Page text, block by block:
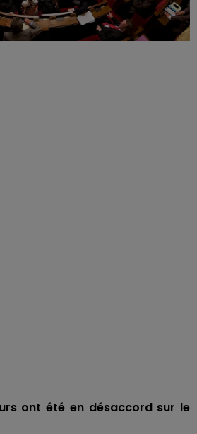
ont été en désaccord sur le